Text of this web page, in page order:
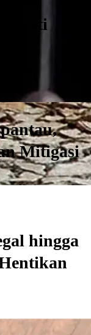
Hati
Mitigasi
hingga